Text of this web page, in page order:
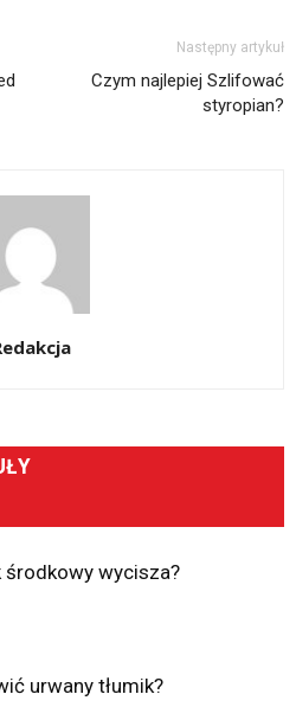
Następny artykuł
Czym najlepiej Szlifować
styropian?
środkowy wycisza?
urwany tłumik?